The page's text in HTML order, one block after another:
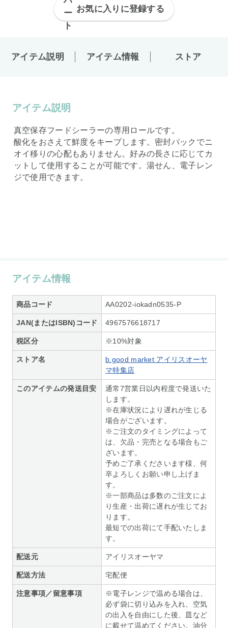
お気に入りに登録する
アイテム説明 アイテム情報 ストア
アイテム説明
真空保存フードシーラーの専用ロールです。
酸化をおさえて鮮度をキープします。密封パックでニ
オイ移りの心配もありません。好みの長さに応じてカ
ットして使用することが可能です。湯せん、電子レン
ジで使用できます。
アイテム情報
商品コード AA0202-iokadn0535-P
JAN(またはISBN)コード 4967576618717
税区分 ※10%対象
ストア名
b.good market アイリスオーヤ
マ特集店
このアイテムの発送目安
通常7営業日以内程度で発送いた
します。
※在庫状況により遅れが生じる
場合がございます。
※ご注文のタイミングによって
は、欠品・完売となる場合もご
ざいます。
予めご了承くださいます様、何
卒よろしくお願い申し上げま
す。
※一部商品は多数のご注文によ
り生産・出荷に遅れが生じてお
ります。
最短での出荷にて手配いたしま
す。
配送元 アイリスオーヤマ
配送方法 宅配便
注意事項／留意事項
※電子レンジで温める場合は、
必ず袋に切り込みを入れ、空気
の出入を自由にした後、皿など
に載せて温めてください。油分